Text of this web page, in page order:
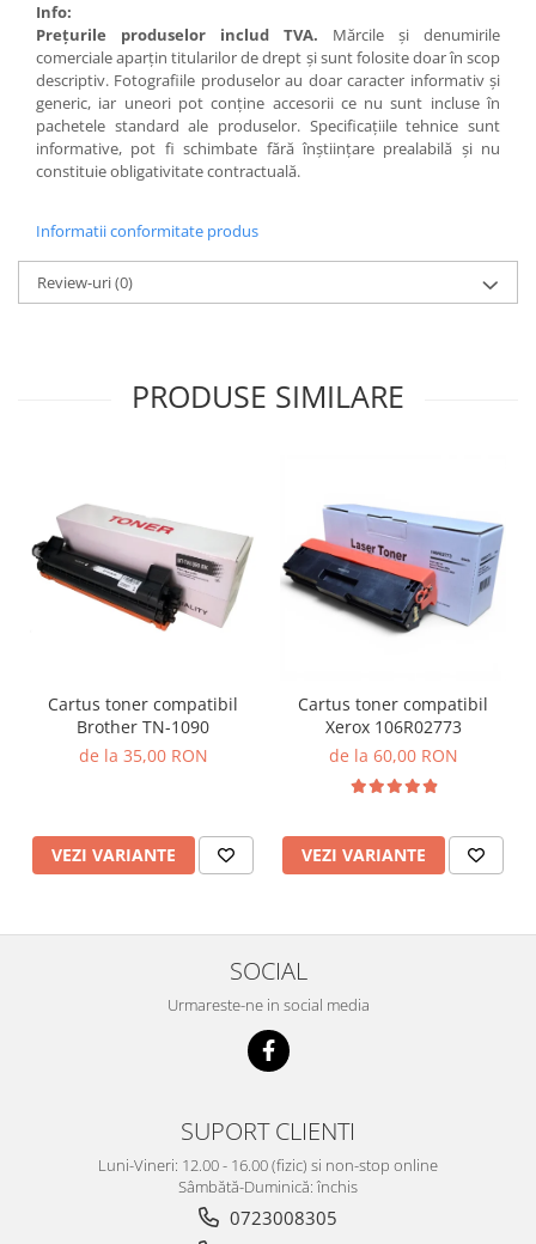
Info:
Preţurile produselor includ TVA. Mărcile şi denumirile
comerciale aparţin titularilor de drept şi sunt folosite doar în scop
descriptiv. Fotografiile produselor au doar caracter informativ şi
generic, iar uneori pot conţine accesorii ce nu sunt incluse în
pachetele standard ale produselor. Specificaţiile tehnice sunt
informative, pot fi schimbate fără înştiinţare prealabilă şi nu
constituie obligativitate contractuală.
Informatii conformitate produs
Review-uri(0)
PRODUSE SIMILARE
Cartus toner compatibil
Brother TN-1090
de la 35,00 RON
VEZI VARIANTE
Cartus toner compatibil
Xerox 106R02773
de la 60,00 RON
VEZI VARIANTE
SOCIAL
Urmareste-ne in social media
SUPORT CLIENTI
Luni-Vineri: 12.00 - 16.00 (fizic) si non-stop online
Sâmbătă-Duminică: închis
0723008305